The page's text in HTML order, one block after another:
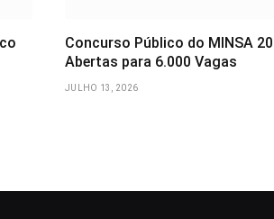
Concurso Público do MINSA
Abertas para 6.000 Vagas
JULHO 13, 2026